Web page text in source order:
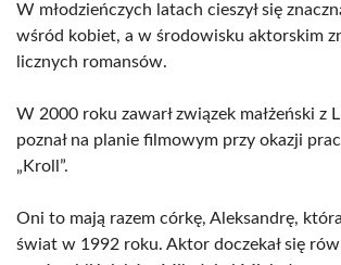
W młodzieńczych latach cieszył się
wśród kobiet, a w środowisku aktorskim
licznych romansów.
W 2000 roku zawarł związek małżeński z
poznał na planie filmowym przy okazji
„Kroll”.
Oni to mają razem córkę, Aleksandrę,
świat w 1992 roku. Aktor doczekał się